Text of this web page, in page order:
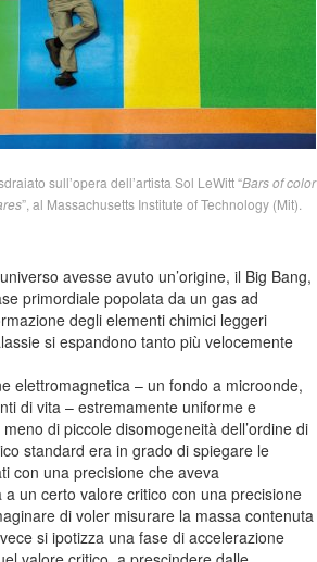
sull’opera dell’artista Sol LeWitt “Bars of color
”, al Massachusetts Institute of Technology (Mit).
avesse avuto un’origine, il Big Bang,
primordiale popolata da un gas ad
degli elementi chimici leggeri
si espandono tanto più velocemente
elettromagnetica – un fondo a microonde,
di vita – estremamente uniforme e
di piccole disomogeneità dell’ordine di
standard era in grado di spiegare le
con una precisione che aveva
a un certo valore critico con una precisione
di voler misurare la massa contenuta
si ipotizza una fase di accelerazione